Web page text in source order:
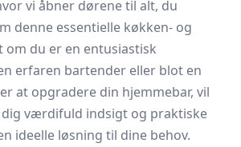
vi åbner dørene til alt, du
denne essentielle køkken- og
om du er en entusiastisk
erfaren bartender eller blot en
at opgradere din hjemmebar, vil
dig værdifuld indsigt og praktiske
ideelle løsning til dine behov.